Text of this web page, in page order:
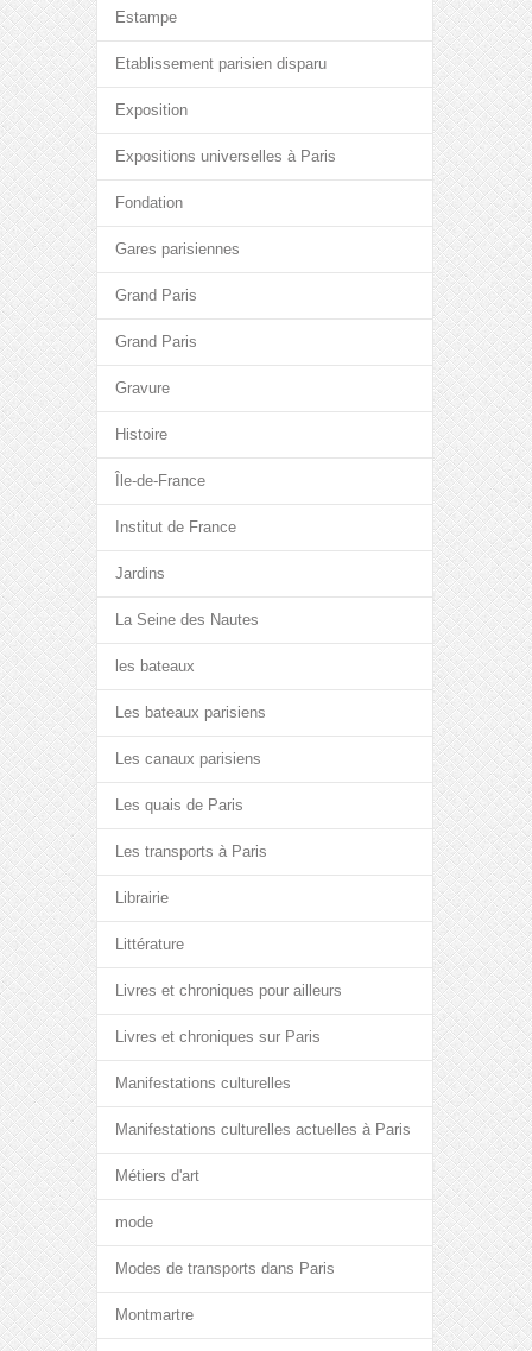
Estampe
Etablissement parisien disparu
Exposition
Expositions universelles à Paris
Fondation
Gares parisiennes
Grand Paris
Grand Paris
Gravure
Histoire
Île-de-France
Institut de France
Jardins
La Seine des Nautes
les bateaux
Les bateaux parisiens
Les canaux parisiens
Les quais de Paris
Les transports à Paris
Librairie
Littérature
Livres et chroniques pour ailleurs
Livres et chroniques sur Paris
Manifestations culturelles
Manifestations culturelles actuelles à Paris
Métiers d'art
mode
Modes de transports dans Paris
Montmartre